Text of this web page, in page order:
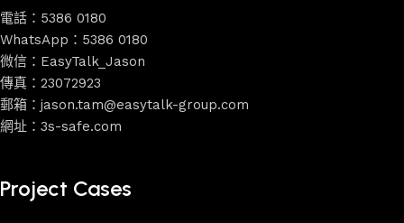
電話：5386 0180
WhatsApp：5386 0180
微信：EasyTalk_Jason
傳真：23072923
郵箱：jason.tam@easytalk-group.com
網址：3s-safe.com
Project Cases